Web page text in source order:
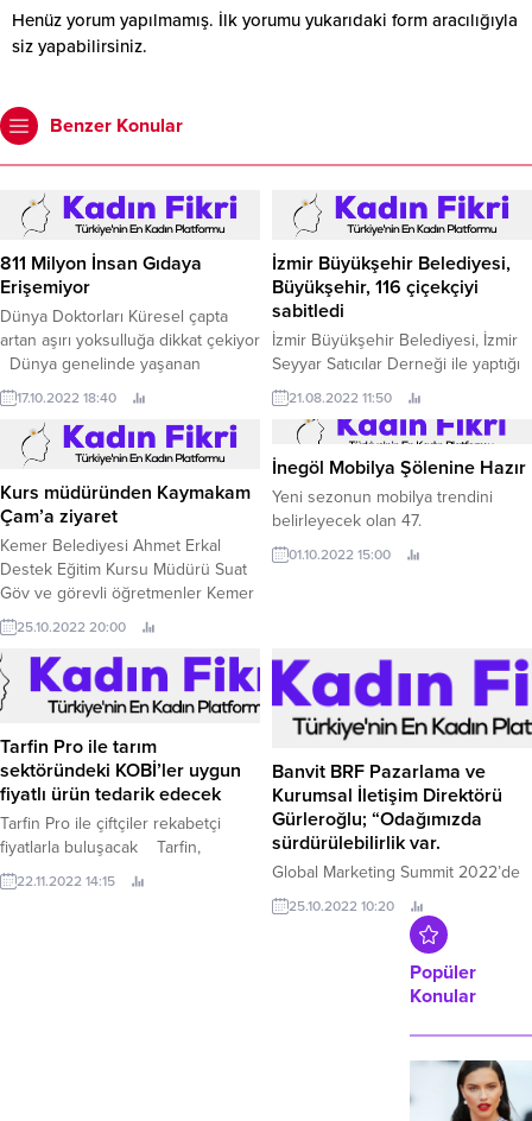
Henüz yorum yapılmamış. İlk yorumu yukarıdaki form aracılığıyla
siz yapabilirsiniz.
Benzer Konular
811 Milyon İnsan Gıdaya
Erişemiyor
Dünya Doktorları Küresel çapta
artan aşırı yoksulluğa dikkat çekiyor
Dünya genelinde yaşanan
savaşlar ve sağlığa yönelik krizler,
iklim felaketleri ve etkisini yitirse de
tüm dünya’da derin izler bırakan
Kovid 19 pandemisi insanların
gıdaya ulaşımını olumsuz
etkilemeye devam ediyor.
17.10.2022 18:40
İzmir Büyükşehir Belediyesi,
Büyükşehir, 116 çiçekçiyi
sabitledi
İzmir Büyükşehir Belediyesi, İzmir
Seyyar Satıcılar Derneği ile yaptığı
çalışma sonucu kent genelindeki
116 seyyar çiçek satıcısı artık
kendilerine gösterilen yerde
çalışacak.
21.08.2022 11:50
Kurs müdüründen Kaymakam
Çam’a ziyaret
Kemer Belediyesi Ahmet Erkal
Destek Eğitim Kursu Müdürü Suat
Göv ve görevli öğretmenler Kemer
Kaymakamı Hüseyin Çam’ı ziyaret
ederek yapılan çalışmalar hakkında
bilgiler verdi Kemer Belediyesi
Ahmet Erkal Destek Eğitim Kursu
Müdürü Suat Göv, Kemer
Kaymakamı Hüseyin Çam’a nezaket
ziyaretinde bulundu.
25.10.2022 20:00
İnegöl Mobilya Şölenine Hazır
Yeni sezonun mobilya trendini
belirleyecek olan 47.
01.10.2022 15:00
Tarfin Pro ile tarım
sektöründeki KOBİ’ler uygun
fiyatlı ürün tedarik edecek
Tarfin Pro ile çiftçiler rekabetçi
fiyatlarla buluşacak Tarfin,
bugüne kadar satış noktaları ile
çiftçi arasındaki ürün tedarik
22.11.2022 14:15
Banvit BRF Pazarlama ve
Kurumsal İletişim Direktörü
Gürleroğlu; “Odağımızda
sürdürülebilirlik var.
Global Marketing Summit 2022’de
“Gıdanın Yarını ve Gıda İsrafında
Markaların Rolü” panelinde
konuşan Banvit BRF Pazarlama ve
Kurumsal İletişim Direktörü
Yasemin Gürleroğlu;
80’inin çevre dostu seçeneklere
daha fazla öncelik verdiğini ve
60’ının da sürdürülebilirlik
kavramına uygun davranmaya
25.10.2022 10:20
Popüler
Konular